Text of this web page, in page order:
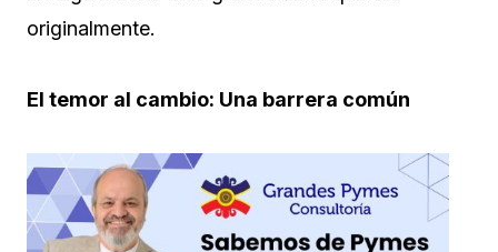
originalmente.
El temor al cambio: Una barrera común